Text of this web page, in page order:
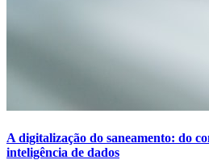
A digitalização do saneamento: do
inteligência de dados